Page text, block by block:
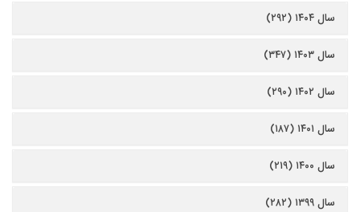
سال ۱۴۰۴ (۲۹۲)
سال ۱۴۰۳ (۳۴۷)
سال ۱۴۰۲ (۲۹۰)
سال ۱۴۰۱ (۱۸۷)
سال ۱۴۰۰ (۲۱۹)
سال ۱۳۹۹ (۲۸۲)